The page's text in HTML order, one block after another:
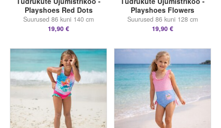
Playshoes Red Dots
Suurused 86 kuni 140 cm
19,90 €
Playshoes Flowers
Suurused 86 kuni 128 cm
19,90 €